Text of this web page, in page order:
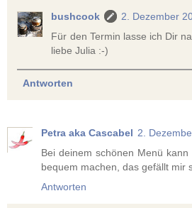
bushcook
2. Dezember
Für den Termin lasse ich Dir
liebe Julia :-)
Antworten
Petra aka Cascabel 2.
Bei deinem schönen Menü
bequem machen, das gefällt mir
Antworten